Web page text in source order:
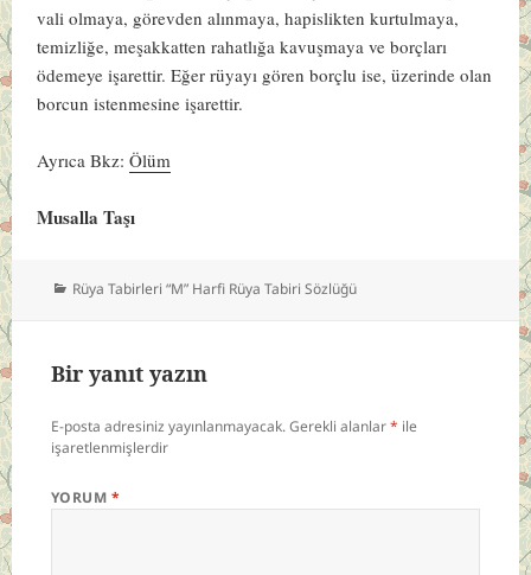
vali olmaya, görevden alınmaya, hapislikten kurtulmaya,
temizliğe, meşakkatten rahatlığa kavuşmaya ve borçları
ödemeye işarettir. Eğer rüyayı gören borçlu ise, üzerinde olan
borcun istenmesine işarettir.
Ayrıca Bkz:Ölüm
Musalla Taşı
Kategoriler
Rüya Tabirleri “M” Harfi Rüya Tabiri Sözlüğü
Bir yanıt yazın
E-posta adresiniz yayınlanmayacak.Gerekli alanlar* ile
işaretlenmişlerdir
YORUM *